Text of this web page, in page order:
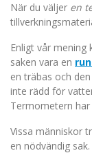
När du väljer en
Enligt vår mening
saken vara en
en träbas och
inte rädd för
Termometern har
Vissa människor
en nödvändig